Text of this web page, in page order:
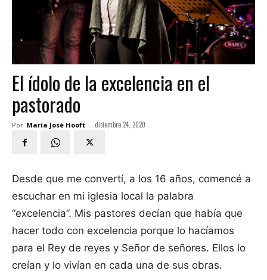
El ídolo de la excelencia en el
pastorado
Por María José Hooft - diciembre 24, 2020
Desde que me convertí, a los 16 años, comencé a
escuchar en mi iglesia local la palabra
“excelencia”. Mis pastores decían que había que
hacer todo con excelencia porque lo hacíamos
para el Rey de reyes y Señor de señores. Ellos lo
creían y lo vivían en cada una de sus obras.